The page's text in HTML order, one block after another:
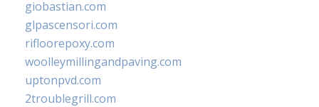
giobastian.com
glpascensori.com
rifloorepoxy.com
woolleymillingandpaving.com
uptonpvd.com
2troublegrill.com